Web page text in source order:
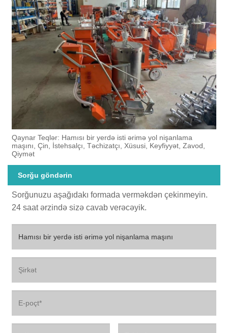
Qaynar Teqlər: Hamısı bir yerdə isti ərimə yol nişanlama
maşını, Çin, İstehsalçı, Təchizatçı, Xüsusi, Keyfiyyət, Zavod,
Qiymət
Sorğu göndərin
Sorğunuzu aşağıdakı formada verməkdən çekinmeyin.
24 saat ərzində sizə cavab verəcəyik.